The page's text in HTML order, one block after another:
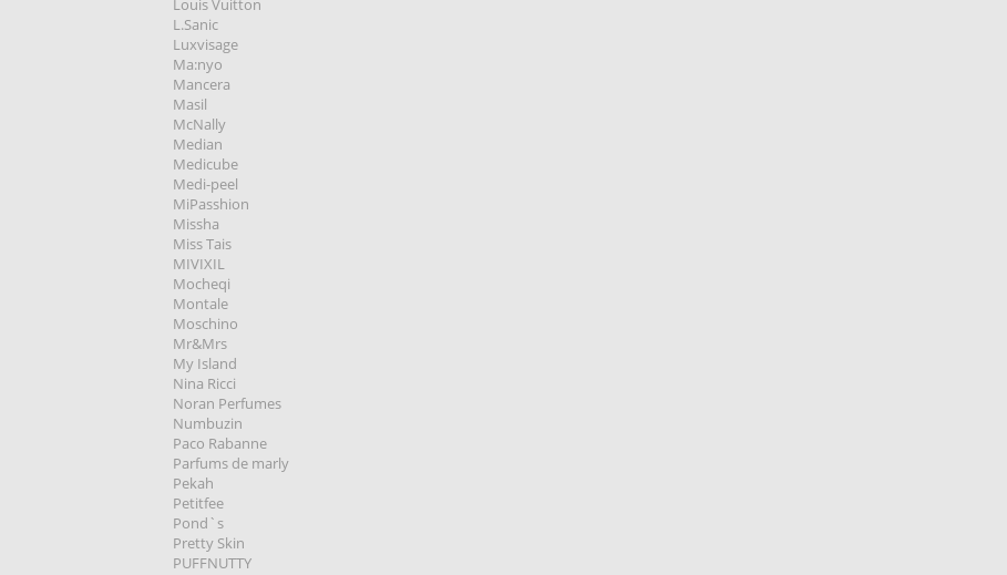
Louis Vuitton
L.Sanic
Luxvisage
Ma:nyo
Mancera
Masil
McNally
Median
Medicube
Medi-peel
MiPasshion
Missha
Miss Tais
MIVIXIL
Mocheqi
Montale
Moschino
Mr&Mrs
My Island
Nina Ricci
Noran Perfumes
Numbuzin
Paco Rabanne
Parfums de marly
Pekah
Petitfee
Pond`s
Pretty Skin
PUFFNUTTY